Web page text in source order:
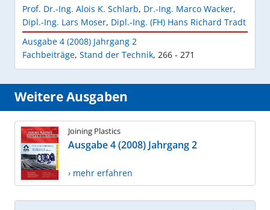
Prof. Dr.-Ing. Alois K. Schlarb, Dr.-Ing. Marco Wacker,
Dipl.-Ing. Lars Moser, Dipl.-Ing. (FH) Hans Richard Tradt
Ausgabe 4 (2008) Jahrgang 2
Fachbeiträge, Stand der Technik, 266 - 271
Weitere Ausgaben
Joining Plastics
Ausgabe 4 (2008) Jahrgang 2
› mehr erfahren